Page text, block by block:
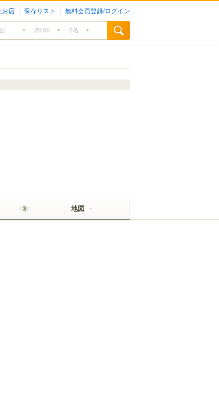
お店 保存リスト 無料会員登録/ログイン
3 地図